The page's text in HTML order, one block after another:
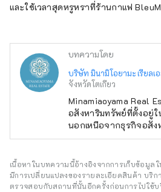
และใช้เวลาสุดหรูหราที่ร้านกาแฟ
บทความโดย
บริษัท มินามิโอยามะ เรียลเ
จังหวัดโตเกียว
Minamiaoyama Real
อสังหาริมทรัพย์ที่ตั้งอยู่ใ
นอกเหนือจากธุรกิจอสัง
หลักแล้ว บริษัทยังให้บริ
สมัยใหม่ของญี่ปุ่น โรงแ
วัฒนธรรมและเทคโนโล
ญี่ปุ่นสู่โลก” เสนอความบั
เนื้อหาในบทความนี้อ้างอิงจากการเก็บข้อมูล
มีการเปลี่ยนแปลงของรายละเอียดสินค้า บริ
ตรวจสอบกับสถานที่นั้นอีกครั้งก่อนการไปใช้บ